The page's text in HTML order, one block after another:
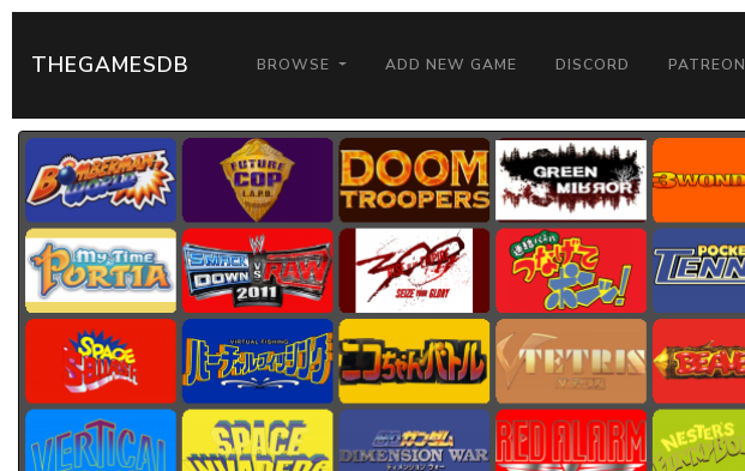
THEGAMESDB BROWSE ADD NEW GAME DISCORD PATREON